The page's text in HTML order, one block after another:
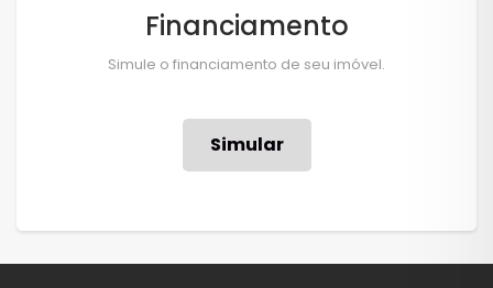
Financiamento
Simule o financiamento de seu imóvel.
Simular